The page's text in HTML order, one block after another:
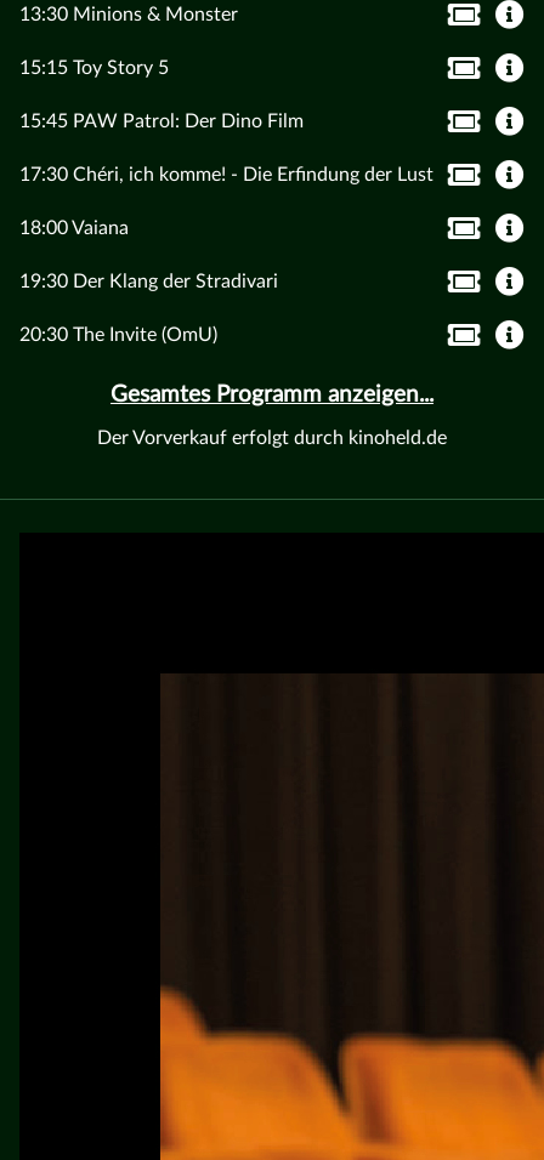
13:30 Minions & Monster
15:15 Toy Story 5
15:45 PAW Patrol: Der Dino Film
17:30 Chéri, ich komme! - Die Erfindung der Lust
18:00 Vaiana
19:30 Der Klang der Stradivari
20:30 The Invite (OmU)
Gesamtes Programm anzeigen...
Der Vorverkauf erfolgt durch kinoheld.de